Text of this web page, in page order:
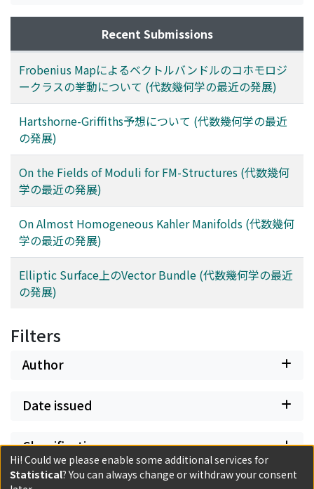
Recent Submissions
Frobenius Mapによるベクトルバンドルのコホモロジ
ークラスの挙動について (代数幾何学の最近の発展)
Hartshorne-Griffiths予想について (代数幾何学の最近
の発展)
On the Fields of Moduli for FM-Structures (代数幾何
学の最近の発展)
On Almost Homogeneous Kahler Manifolds (代数幾何
学の最近の発展)
Elliptic Surface上のVector Bundle (代数幾何学の最近
の発展)
Filters
Author
Date issued
Classification
Hi! Could we please enable some additional services for
Statistical? You can always change or withdraw your consent